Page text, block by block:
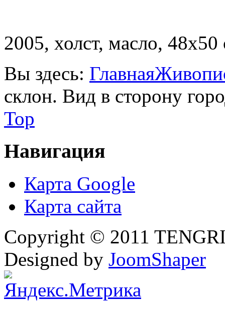
2005, холст, масло, 48х50
Вы здесь: Главная
склон. Вид в сторону
Top
Навигация
Карта Google
Карта сайта
Copyright © 2011
Designed by JoomShaper